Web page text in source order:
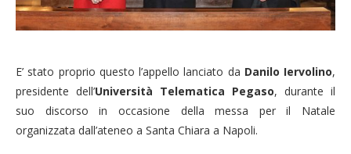
E’ stato proprio questo l’appello lanciato da Danilo Iervolino,
presidente dell’Università Telematica Pegaso, durante il
suo discorso in occasione della messa per il Natale
organizzata dall’ateneo a Santa Chiara a Napoli.